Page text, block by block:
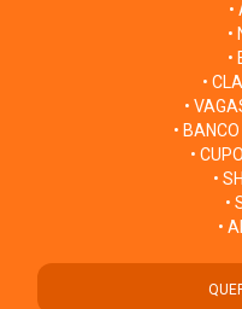
•
•
•
•
•
•
•
•
•
•